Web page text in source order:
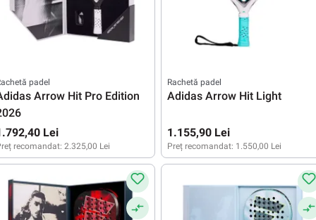
padel
Arrow Hit Pro Edition
Lei
recomandat: 2.325,00 Lei
Rachetă padel
Adidas Arrow Hit Light
1.155,90 Lei
Preț recomandat: 1.550,00 Lei